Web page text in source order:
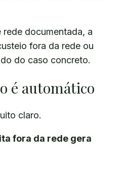
rede documentada, a
fora da rede ou
do caso concreto.
é automático
claro.
fora da rede gera